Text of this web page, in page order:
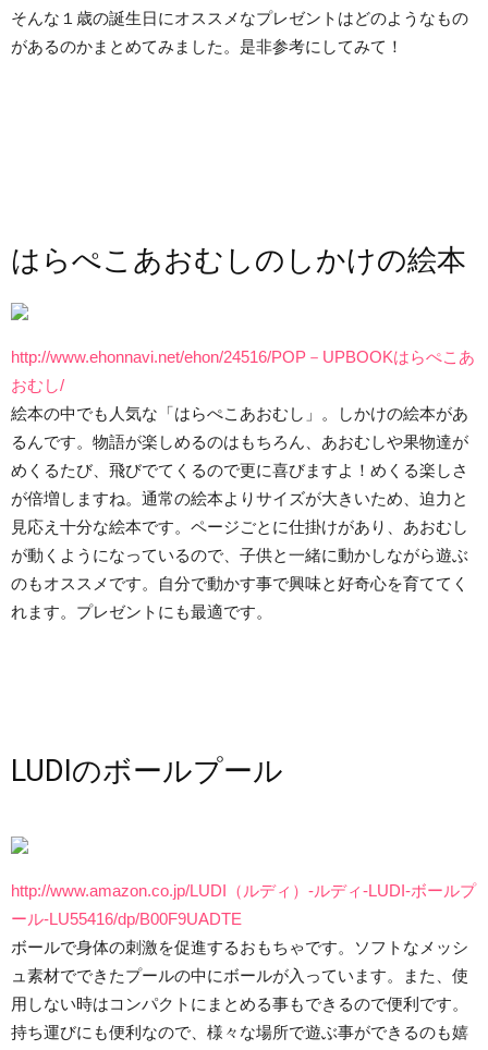
そんな１歳の誕生日にオススメなプレゼントはどのようなもの
があるのかまとめてみました。是非参考にしてみて！
はらぺこあおむしのしかけの絵本
http://www.ehonnavi.net/ehon/24516/POP－UPBOOKはらぺこあ
おむし/
絵本の中でも人気な「はらぺこあおむし」。しかけの絵本があ
るんです。物語が楽しめるのはもちろん、あおむしや果物達が
めくるたび、飛びでてくるので更に喜びますよ！めくる楽しさ
が倍増しますね。通常の絵本よりサイズが大きいため、迫力と
見応え十分な絵本です。ページごとに仕掛けがあり、あおむし
が動くようになっているので、子供と一緒に動かしながら遊ぶ
のもオススメです。自分で動かす事で興味と好奇心を育ててく
れます。プレゼントにも最適です。
LUDIのボールプール
http://www.amazon.co.jp/LUDI（ルディ）-ルディ-LUDI-ボールプ
ール-LU55416/dp/B00F9UADTE
ボールで身体の刺激を促進するおもちゃです。ソフトなメッシ
ュ素材でできたプールの中にボールが入っています。また、使
用しない時はコンパクトにまとめる事もできるので便利です。
持ち運びにも便利なので、様々な場所で遊ぶ事ができるのも嬉